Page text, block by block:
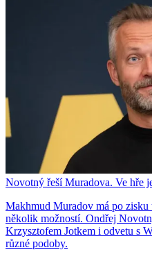
Novotný řeší Muradova. Ve hře
Makhmud Muradov má po zisku
několik možností. Ondřej
Krzysztofem Jotkem i odvetu s
různé podoby.